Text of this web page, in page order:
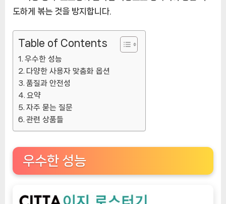
도하게 볶는 것을 방지합니다.
Table of Contents
우수한 성능
다양한 사용자 맞춤화 옵션
품질과 안전성
요약
자주 묻는 질문
관련 상품들
우수한 성능